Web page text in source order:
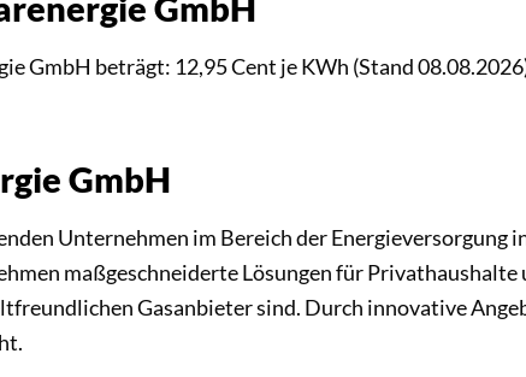
GmbH beträgt: 12,95 Cent je KWh (Stand
GmbH
Unternehmen im Bereich der
maßgeschneiderte Lösungen für Privathaushalte
Gasanbieter sind. Durch innovative